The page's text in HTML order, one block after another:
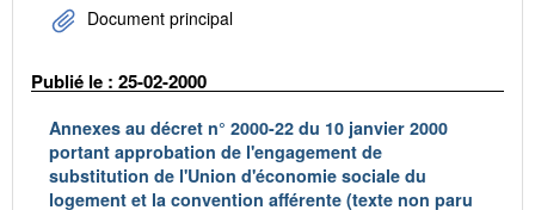
Document principal
Publié le : 25-02-2000
Annexes au décret n° 2000-22 du 10 janvier 2000
portant approbation de l'engagement de
substitution de l'Union d'économie sociale du
logement et la convention afférente (texte non paru